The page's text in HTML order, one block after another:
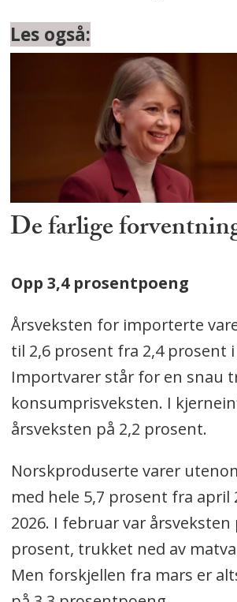
Les også:
De farlige
Opp 3,4 prosentpoeng
Årsveksten for importerte
til 2,6 prosent fra 2,4 prosent
Importvarer står for en snau
konsumprisveksten. I
årsveksten på 2,2 prosent.
Norskproduserte varer
med hele 5,7 prosent fra april
2026. I februar var årsveksten
prosent, trukket ned av
Men forskjellen fra mars er